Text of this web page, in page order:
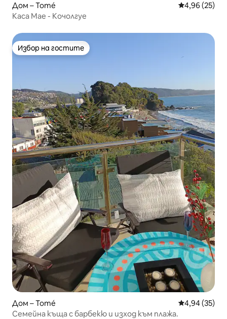
Дом – Tomé Средна
4,96 (25)
Каса Мае - Кочолгуе
Избор на гостите
Избор на гостите
Дом – Tomé Средна
4,94 (35)
Семейна къща с барбекю и изход към плажа.